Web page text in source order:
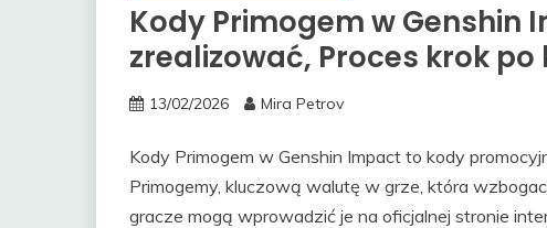
Kody Primogem w Genshin
zrealizować, Proces krok
13/02/2026 Mira Petrov
Kody Primogem w Genshin Impact to kody
Primogemy, kluczową walutę w grze, która
gracze mogą wprowadzić je na oficjalnej stronie